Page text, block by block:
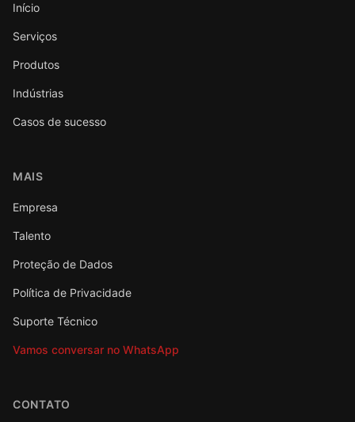
Início
Serviços
Produtos
Indústrias
Casos de sucesso
MAIS
Empresa
Talento
Proteção de Dados
Política de Privacidade
Suporte Técnico
Vamos conversar no WhatsApp
CONTATO